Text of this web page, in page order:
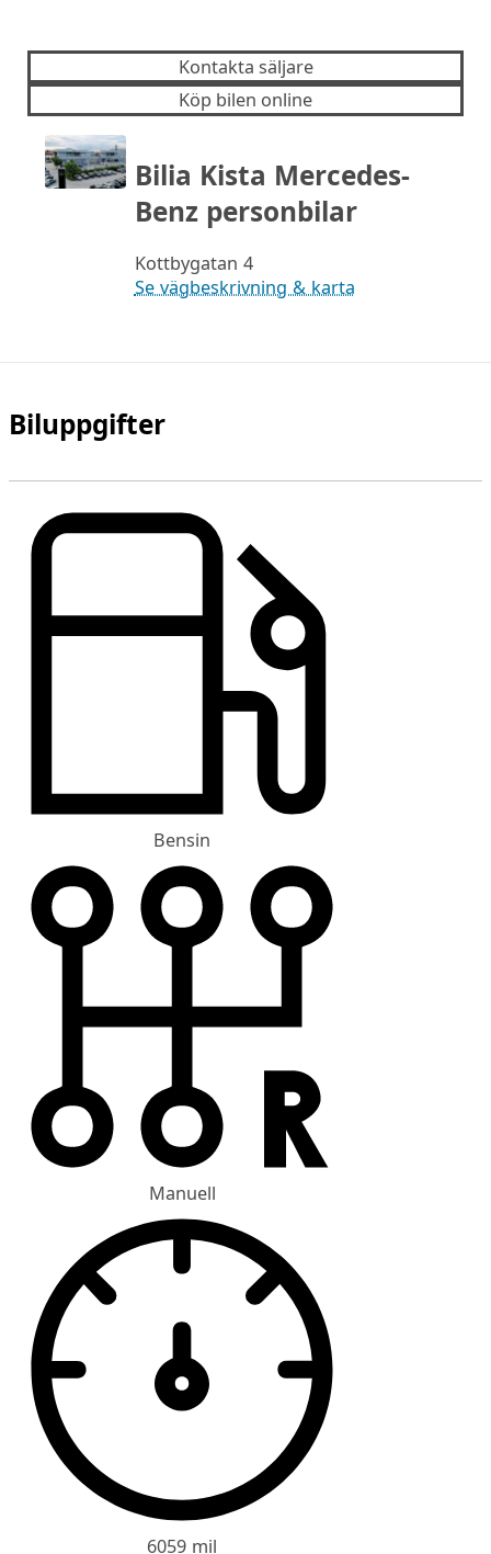
Kontakta säljare
Köp bilen online
Bilia Kista Mercedes-
Benz personbilar
Kottbygatan 4
Se vägbeskrivning & karta
Biluppgifter
Bensin
Manuell
6059 mil